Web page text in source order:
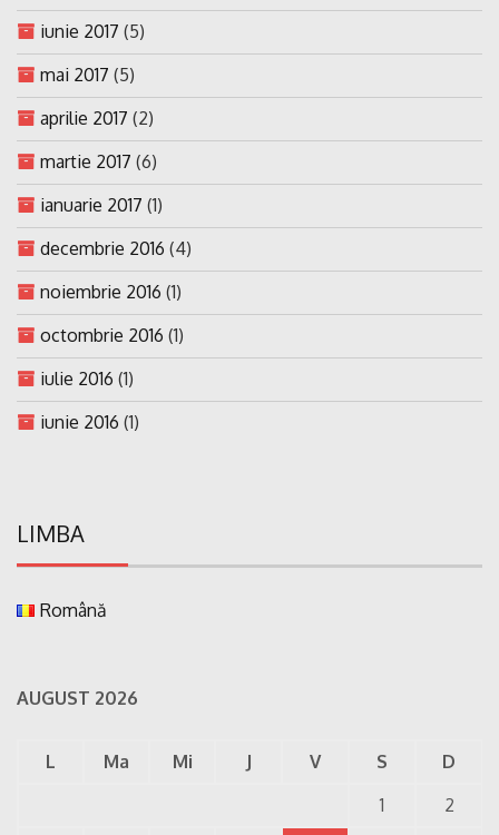
iunie 2017 (5)
mai 2017 (5)
aprilie 2017 (2)
martie 2017 (6)
ianuarie 2017 (1)
decembrie 2016 (4)
noiembrie 2016 (1)
octombrie 2016 (1)
iulie 2016 (1)
iunie 2016 (1)
LIMBA
Română
AUGUST 2026
L Ma Mi J V S
D
1
2